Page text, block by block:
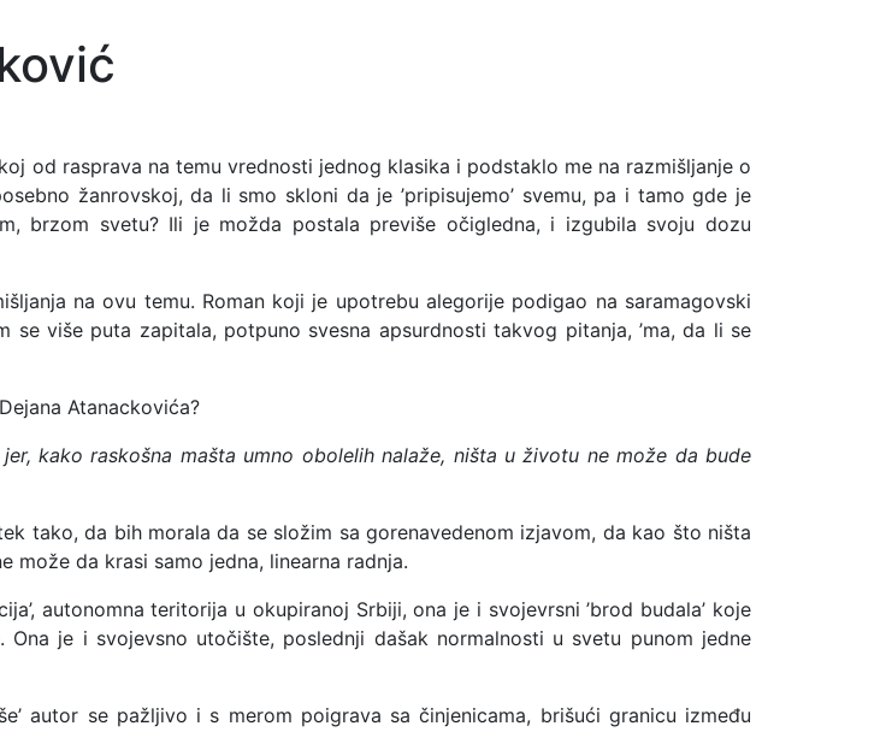
od rasprava na temu vrednosti jednog klasika i podstaklo me na razmišljanje o
žanrovskoj, da li smo skloni da je ’pripisujemo’ svemu, pa i tamo gde je
brzom svetu? Ili je možda postala previše očigledna, i izgubila svoju dozu
na ovu temu. Roman koji je upotrebu alegorije podigao na saramagovski
više puta zapitala, potpuno svesna apsurdnosti takvog pitanja, ’ma, da li se
Atanackovića?
kako raskošna mašta umno obolelih nalaže, ništa u životu ne može da bude
tako, da bih morala da se složim sa gorenavedenom izjavom, da kao što ništa
može da krasi samo jedna, linearna radnja.
autonomna teritorija u okupiranoj Srbiji, ona je i svojevrsni ’brod budala’ koje
je i svojevsno utočište, poslednji dašak normalnosti u svetu punom jedne
autor se pažljivo i s merom poigrava sa činjenicama, brišući granicu između